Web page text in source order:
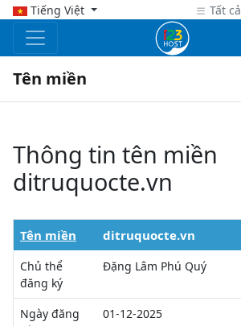
Tiếng Việt Tất cả
Tên miền
Thông tin tên miền
ditruquocte.vn
Tên miền ditruquocte.vn
Chủ thể
đăng ký
Đặng Lâm Phú Quý
Ngày đăng
01-12-2025